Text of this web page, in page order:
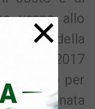
vanno allo
sensi della
n. 4/2017
per
×